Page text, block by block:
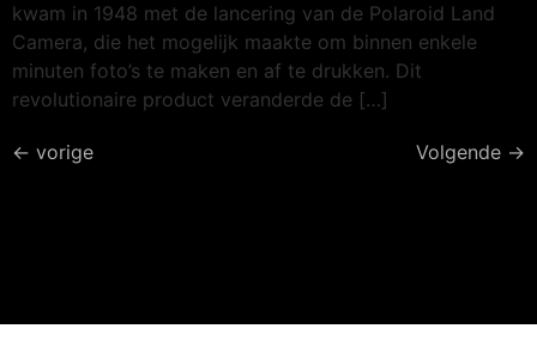
kwam in 1948 met de lancering van de Polaroid Land
Camera, die het mogelijk maakte om binnen enkele
minuten foto’s te maken en af te drukken. Dit
revolutionaire product veranderde de […]
← vorige Volgende →